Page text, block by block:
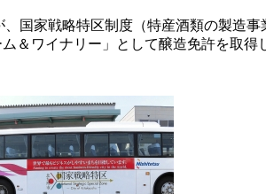
国家戦略特区制度（特産酒類の製造事
＆ワイナリー」として醸造免許を取得